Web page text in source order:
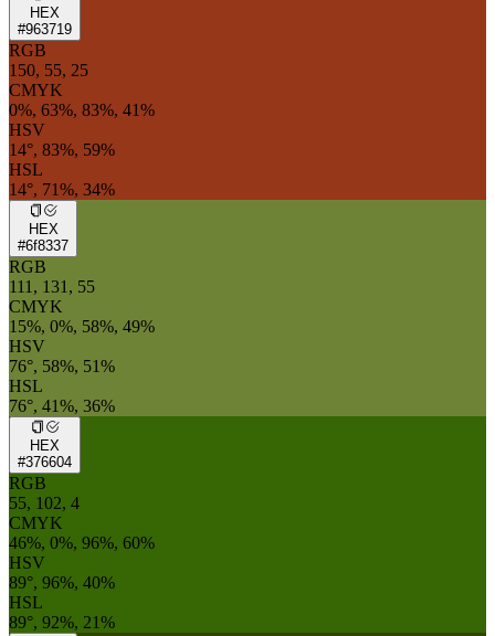
HEX
#963719
RGB
150, 55, 25
CMYK
0%, 63%, 83%, 41%
HSV
14°, 83%, 59%
HSL
14°, 71%, 34%
HEX
#6f8337
RGB
111, 131, 55
CMYK
15%, 0%, 58%, 49%
HSV
76°, 58%, 51%
HSL
76°, 41%, 36%
HEX
#376604
RGB
55, 102, 4
CMYK
46%, 0%, 96%, 60%
HSV
89°, 96%, 40%
HSL
89°, 92%, 21%